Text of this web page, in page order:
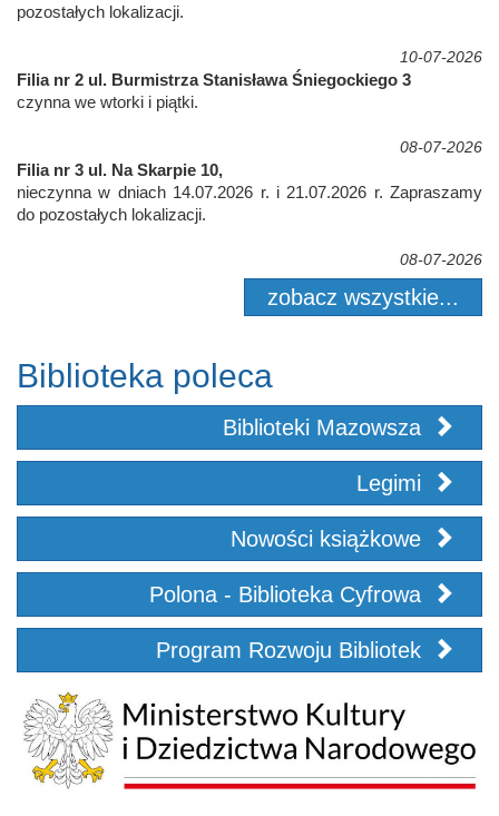
pozostałych lokalizacji.
10-07-2026
Filia nr 2 ul. Burmistrza Stanisława Śniegockiego 3
czynna we wtorki i piątki.
08-07-2026
Filia nr 3 ul. Na Skarpie 10,
nieczynna w dniach 14.07.2026 r. i 21.07.2026 r. Zapraszamy
do pozostałych lokalizacji.
08-07-2026
zobacz wszystkie...
Biblioteka poleca
Biblioteki Mazowsza
Legimi
Nowości książkowe
Polona - Biblioteka Cyfrowa
Program Rozwoju Bibliotek